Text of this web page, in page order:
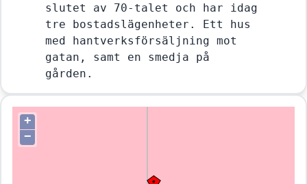
slutet av 70-talet och har idag
tre bostadslägenheter. Ett hus
med hantverksförsäljning mot
gatan, samt en smedja på
+
−